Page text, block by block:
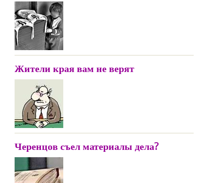
Жители края вам не верят
Черенцов съел материалы дела?